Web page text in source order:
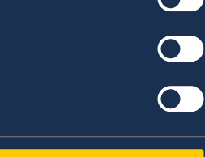
40,8/1000 (2020)